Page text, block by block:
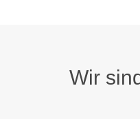
Wir